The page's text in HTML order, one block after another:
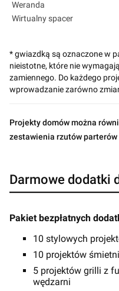
Weranda
Wirtualny spacer
* gwiazdką są oznaczone w
nieistotne, które nie
zamiennego. Do każdego
wprowadzanie zarówno
Projekty domów można
zestawienia rzutów parterów
Darmowe dodatki
Pakiet bezpłatnych
10 stylowych
10 projektów
5 projektów grilli z
wędzarni